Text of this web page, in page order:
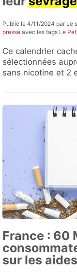
Publié le 4/11/2024 par Le
presse avec les tags Le
Ce calendrier
sélectionnées
sans nicotine et 2
France : 60
sur les